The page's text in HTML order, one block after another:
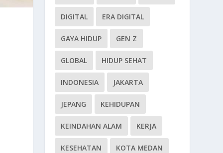
DIGITAL ERA DIGITAL
GAYA HIDUP GEN Z
GLOBAL HIDUP SEHAT
INDONESIA JAKARTA
JEPANG KEHIDUPAN
KEINDAHAN ALAM KERJA
KESEHATAN KOTA MEDAN